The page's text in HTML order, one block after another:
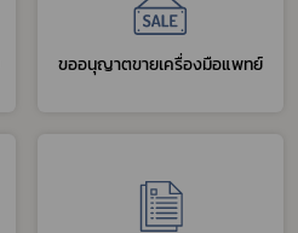
ขออนุญาตขายเครื่องมือแพทย์